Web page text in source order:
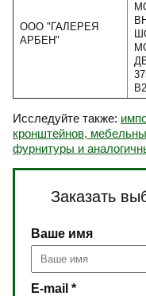
ООО "ГАЛЕРЕЯ
АРБЕН"
Исследуйте также:
кронштейнов,
фурнитуры и
Заказать
Ваше имя
E-mail *